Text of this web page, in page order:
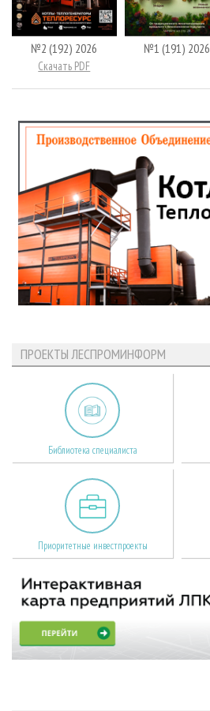
№2 (192) 2026
Скачать PDF
№1 (191) 2026
ПРОЕКТЫ ЛЕСПРОМИНФОРМ
Библиотека специалиста
Приоритетные инвестпроекты